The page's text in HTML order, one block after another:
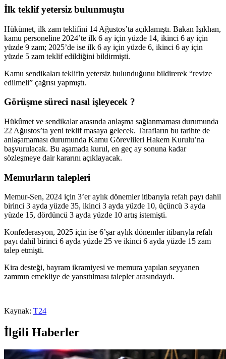
İlk teklif yetersiz bulunmuştu
Hükümet, ilk zam teklifini 14 Ağustos’ta açıklamıştı. Bakan Işıkhan,
kamu personeline 2024’te ilk 6 ay için yüzde 14, ikinci 6 ay için
yüzde 9 zam; 2025’de ise ilk 6 ay için yüzde 6, ikinci 6 ay için
yüzde 5 zam teklif edildiğini bildirmişti.
Kamu sendikaları teklifin yetersiz bulunduğunu bildirerek “revize
edilmeli” çağrısı yapmıştı.
Görüşme süreci nasıl işleyecek ?
Hükûmet ve sendikalar arasında anlaşma sağlanmaması durumunda
22 Ağustos’ta yeni teklif masaya gelecek. Tarafların bu tarihte de
anlaşamaması durumunda Kamu Görevlileri Hakem Kurulu’na
başvurulacak. Bu aşamada kurul, en geç ay sonuna kadar
sözleşmeye dair kararını açıklayacak.
Memurların talepleri
Memur-Sen, 2024 için 3’er aylık dönemler itibarıyla refah payı dahil
birinci 3 ayda yüzde 35, ikinci 3 ayda yüzde 10, üçüncü 3 ayda
yüzde 15, dördüncü 3 ayda yüzde 10 artış istemişti.
Konfederasyon, 2025 için ise 6’şar aylık dönemler itibarıyla refah
payı dahil birinci 6 ayda yüzde 25 ve ikinci 6 ayda yüzde 15 zam
talep etmişti.
Kira desteği, bayram ikramiyesi ve memura yapılan seyyanen
zammın emekliye de yansıtılması talepler arasındaydı.
Kaynak: T24
İlgili Haberler